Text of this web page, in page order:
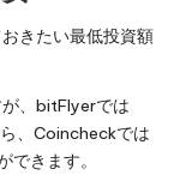
きたい最低投資額
、bitFlyerでは
、Coincheckでは
きます。